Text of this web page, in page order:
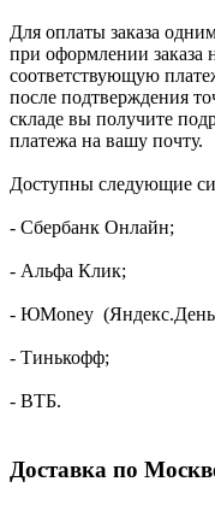
Для оплаты заказа
при оформлении заказа
соответствующую
после подтверждения
складе вы получите
платежа на вашу почту.
Доступны следующие
- Сбербанк Онлайн;
- Альфа Клик;
- ЮMoney
- Тинькофф;
- ВТБ.
Доставка по